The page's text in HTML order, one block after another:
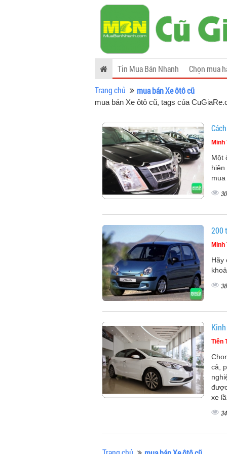
Tin Mua Bán Nhanh
Chọn mua
Trang chủ
mua bán Xe ôtô cũ
mua bán Xe ôtô cũ, tags của
Minh
Một
hiện
200
Minh
Hãy
Tiên
cả,
xe